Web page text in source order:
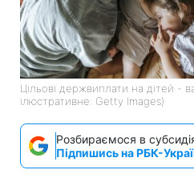
Цільові держвиплати на дітей -
ілюстративне: Getty Images)
Розбираємося в
Підпишись на РБК-